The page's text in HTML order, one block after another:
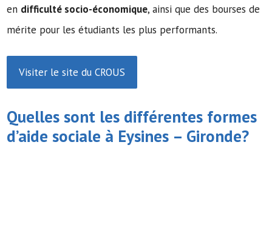
en difficulté socio-économique, ainsi que des bourses de
mérite pour les étudiants les plus performants.
Visiter le site du CROUS
Quelles sont les différentes formes
d’aide sociale à Eysines – Gironde?